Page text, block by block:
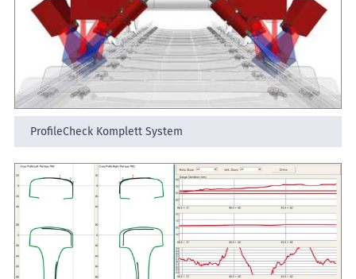
ProfileCheck Komplett System